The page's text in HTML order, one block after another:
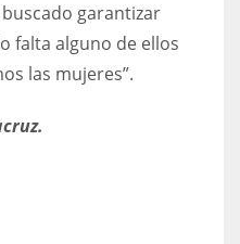
garantizar
falta alguno de ellos
las mujeres”.